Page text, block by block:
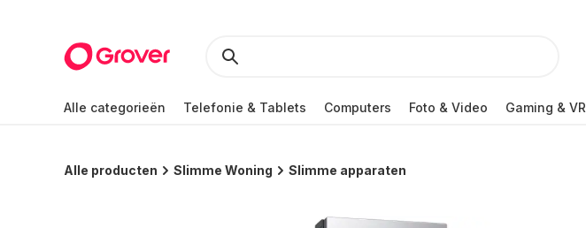
Alle categorieën Telefonie & Tablets Computers Foto & Video Gaming & VR
Alle producten Slimme Woning Slimme apparaten